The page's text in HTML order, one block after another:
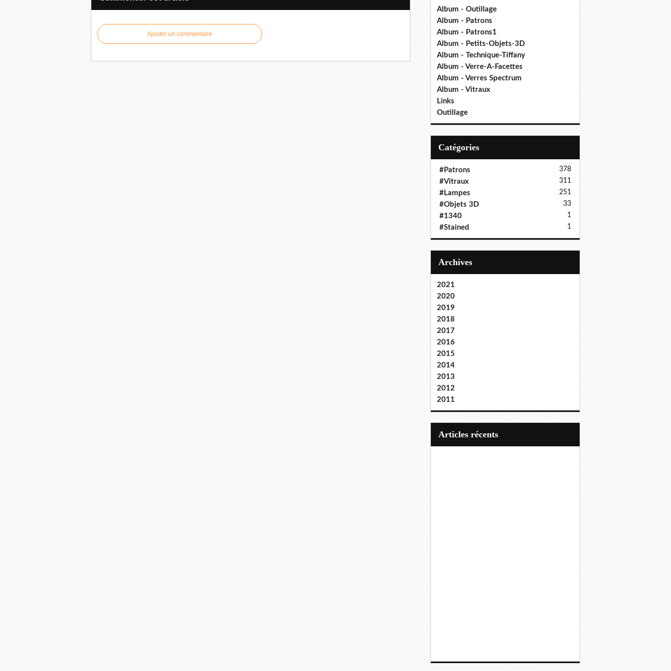
Ajouter un commentaire
Album - Outillage
Album - Patrons
Album - Patrons1
Album - Petits-Objets-3D
Album - Technique-Tiffany
Album - Verre-A-Facettes
Album - Verres Spectrum
Album - Vitraux
Links
Outillage
Catégories
#Patrons 378
#Vitraux 311
#Lampes 251
#Objets 3D 33
#1340 1
#Stained 1
Archives
2021
2020
2019
2018
2017
2016
2015
2014
2013
2012
2011
articles récents